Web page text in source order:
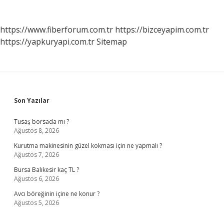
https://www.fiberforum.com.tr https://bizceyapim.com.tr
https://yapkuryapi.com.trSitemap
Sidebar
Son Yazılar
Tusaş borsada mı ?
Ağustos 8, 2026
Kurutma makinesinin güzel kokması için ne yapmalı ?
Ağustos 7, 2026
Bursa Balıkesir kaç TL ?
Ağustos 6, 2026
Avcı böreğinin içine ne konur ?
Ağustos 5, 2026